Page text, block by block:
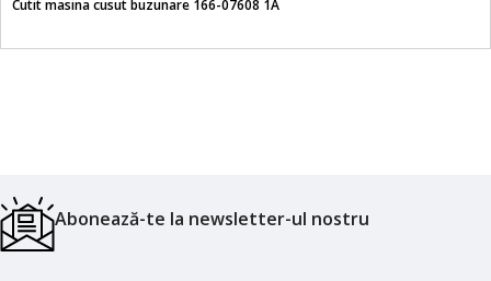
Cutit masina cusut buzunare 166-07608 1A
Abonează-te la newsletter-ul nostru